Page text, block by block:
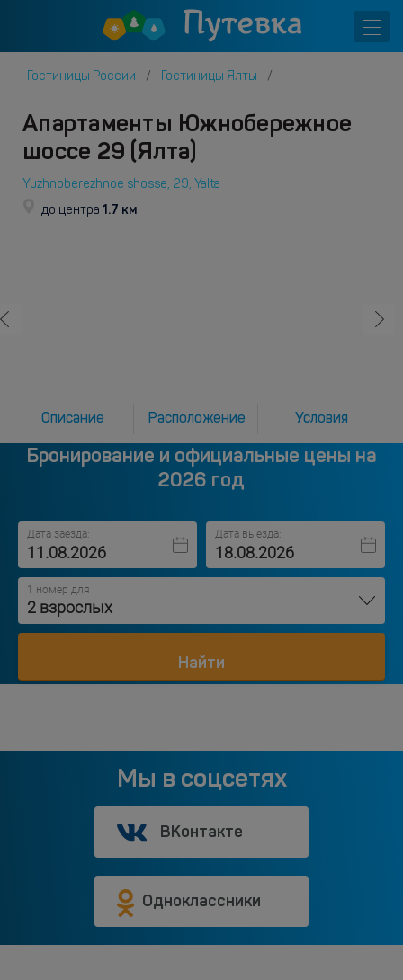
Гостиницы России Гостиницы Ялты
Апартаменты Южнобережное
шоссе 29 (Ялта)
Yuzhnoberezhnoe shosse, 29, Yalta
до центра 1.7 км
Описание Расположение Условия
Бронирование и официальные цены на
2026 год
Дата заезда: Дата выезда:
1 номер для
2 взрослых
Найти
Мы в соцсетях
ВКонтакте
Одноклассники